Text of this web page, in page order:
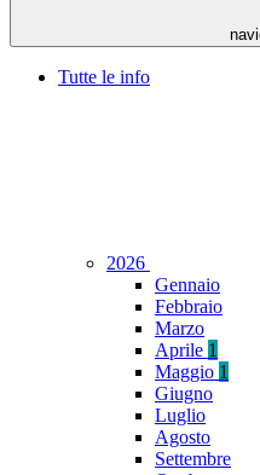
Tutte le info
2026
Gennaio
Febbraio
Marzo
Aprile 1
Maggio 1
Giugno
Luglio
Agosto
Settembre